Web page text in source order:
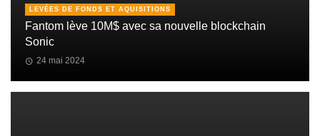
LEVÉES DE FONDS ET AQUISITIONS
Fantom lève 10M$ avec sa nouvelle blockchain
Sonic
24 mai 2024